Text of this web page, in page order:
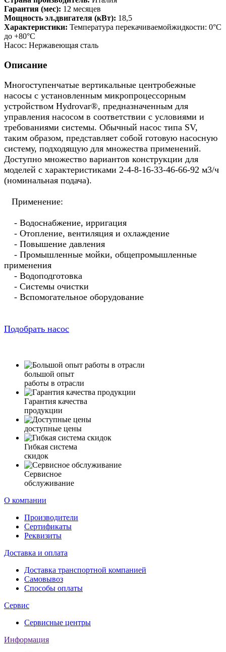
Гарантия (мес): 12 месяцев
Мощность эл.двигателя (кВт): 18,5
Характеристики: Температура перекачиваемойжидкости: 0°C
до +80°C
Насос: Нержавеющая сталь
Описание
Многоступенчатые вертикальные центробежные
насосы с установленным микропроцессорным
устройством Hydrovar®, предназначенным для
управления насосом в соответствии с условиями и
требованиями системы. Обычный насос типа SV,
таким образом, представляет собой готовую насосную
систему, подходящую для множества применений.
Доступно множество вариантов конструкции для
моделей с характеристиками 2-4-8-16-33-46-66-92 м3/ч
(номинальная подача).
Применение:
- Водоснабжение, ирригация
- Отопление, вентиляция и охлаждение
- Повышение давления
- Промышленные мойки, общепромышленные
применения
- Водоподготовка
- Системы очистки
- Вспомогательное оборудование
Подобрать насос
большой опыт
работы в отрасли
Гарантия качества
продукции
доступные цены
Гибкая система
скидок
Сервисное
обслуживание
О компании
Производители
Сертификаты
Реквизиты
Доставка и оплата
Доставка транспортной компанией
Самовывоз
Способы оплаты
Сервис
Сервисные центры
Информация